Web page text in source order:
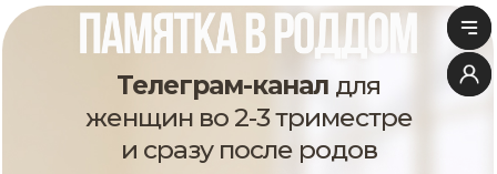
Телеграм-канал для
женщин во 2-3 триместре
и сразу после родов